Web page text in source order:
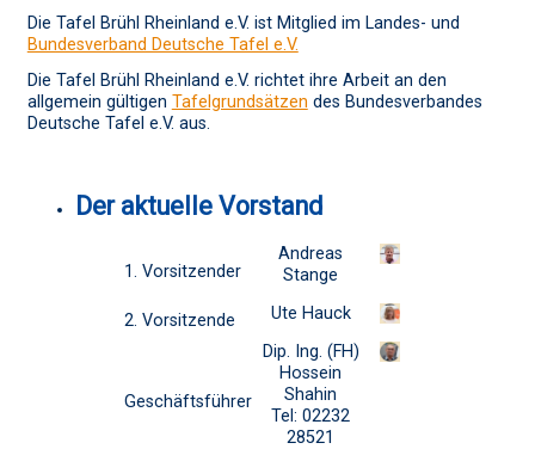
Die Tafel Brühl Rheinland e.V. ist Mitglied im Landes- und
Bundesverband Deutsche Tafel e.V.
Die Tafel Brühl Rheinland e.V. richtet ihre Arbeit an den
allgemein gültigen Tafelgrundsätzen des Bundesverbandes
Deutsche Tafel e.V. aus.
Der aktuelle Vorstand
1. Vorsitzender
Andreas
Stange
2. Vorsitzende Ute Hauck
Geschäftsführer
Dip. Ing. (FH)
Hossein
Shahin
Tel: 02232
28521